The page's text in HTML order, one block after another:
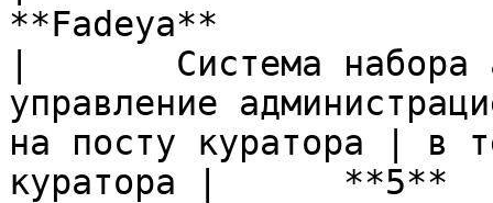
**Fadeya**
|       Система набора
управление
на посту куратора | в
куратора |